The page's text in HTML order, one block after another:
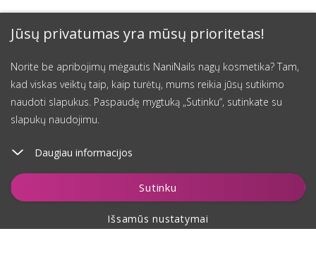
Jūsų privatumas yra mūsų prioritetas!
Norite be apribojimų mėgautis NaniNails nagų kosmetika? Tam,
kad viskas veiktų taip, kaip turėtų, mums reikia jūsų sutikimo
naudoti slapukus. Paspaudę mygtuką „Sutinku“, sutinkate su
slapukų naudojimu.
Daugiau informacijos
Sutinku
Išsamūs nustatymai
Įdėti į krepšelį